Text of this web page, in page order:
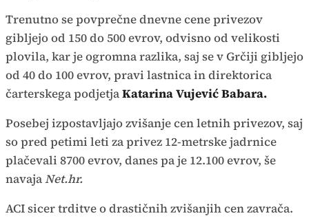
Trenutno se povprečne dnevne cene privezov
gibljejo od 150 do 500 evrov, odvisno od velikosti
plovila, kar je ogromna razlika, saj se v Grčiji gibljejo
od 40 do 100 evrov, pravi lastnica in direktorica
čarterskega podjetjaKatarina Vujević Babara.
Posebej izpostavljajo zvišanje cen letnih privezov, saj
so pred petimi leti za privez 12-metrske jadrnice
plačevali 8700 evrov, danes pa je 12.100 evrov, še
navajaNet.hr.
ACI sicer trditve o drastičnih zvišanjih cen zavrača.